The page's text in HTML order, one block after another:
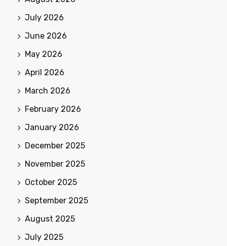
July 2026
June 2026
May 2026
April 2026
March 2026
February 2026
January 2026
December 2025
November 2025
October 2025
September 2025
August 2025
July 2025